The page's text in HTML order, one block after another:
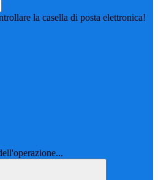
la casella di posta elettronica!